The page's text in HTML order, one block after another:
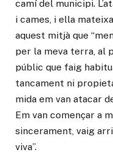
camí del municipi.
i cames, i ella
aquest mitjà que
per la meva terra, al
públic que faig
tancament ni
mida em van atacar
Em van començar a
sincerament, vaig
viva”.